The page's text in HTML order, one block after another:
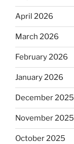
April 2026
March 2026
February 2026
January 2026
December 2025
November 2025
October 2025